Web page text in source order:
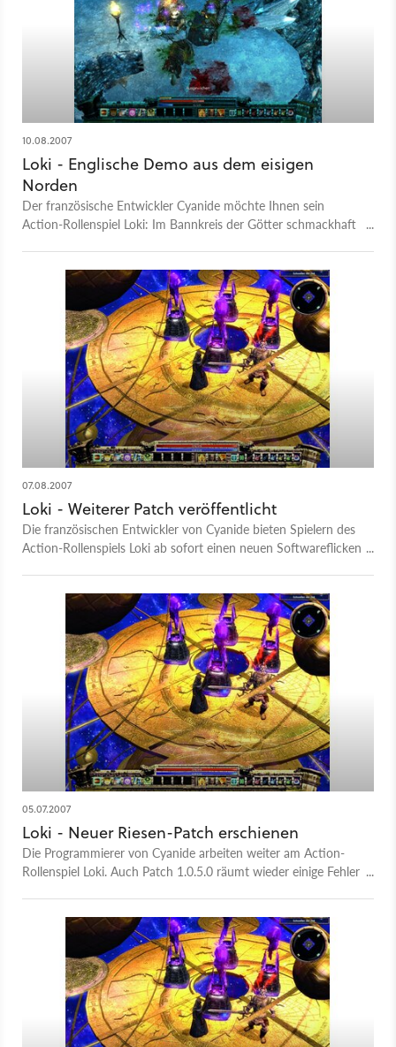
10.08.2007
Loki - Englische Demo aus dem eisigen
Norden
Der französische Entwickler Cyanide möchte Ihnen sein
Action-Rollenspiel Loki: Im Bannkreis der Götter schmackhaft
07.08.2007
Loki - Weiterer Patch veröffentlicht
Die französischen Entwickler von Cyanide bieten Spielern des
Action-Rollenspiels Loki ab sofort einen neuen Softwareflicken
die Programmierer etwa an Zaubersprüchen, Portalen und
Quests zu schaffen, korrigierten Schreibfehler und schenken
wiederbelebten Helden zukünftig volle Gesundheit. Zum
anderen schraubt das Update an der Spielbalance: Während
etwa das benötigte Material zum Schmieden von
Ausrüstungsgegenständen künftig geringer ausfällt, wurde der
Gewinn von Erfahrungspunkten bei einigen Gegner-Klassen
erhöht. Die englische Liste sämtlicher Änderungen finden Sie
auf der zweiten Seite dieses Artikels.
05.07.2007
Loki - Neuer Riesen-Patch erschienen
Die Programmierer von Cyanide arbeiten weiter am Action-
Rollenspiel Loki. Auch Patch 1.0.5.0 räumt wieder einige Fehler
Wechseln des Schwierigkeitsgrades. Ansonsten standen auch
Korrekturen beim Balancing auf den Plan der Entwickler.